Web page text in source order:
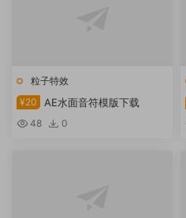
粒子特效
¥20
AE水面音符模版下载
48 0